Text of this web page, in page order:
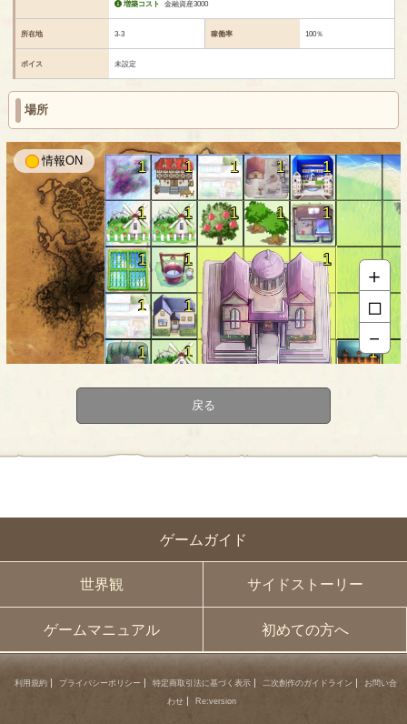
ゲームガイド
世界観 サイドストーリー
ゲームマニュアル 初めての方へ
増築コスト 金融資産3000
所在地 3-3 稼働率 100％
ボイス 未設定
場所
1
1
1
1
1
1
1
1
1
1
1
1
1
1
1
1
1
1
情報
＋
□
－
戻る
利用規約 プライバシーポリシー 特定商取引法に基づく表示 二次創作のガイドライン
お問い合
わせ
Re:version